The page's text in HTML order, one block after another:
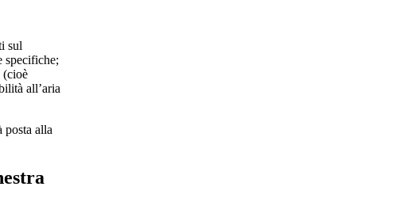
sul
specifiche;
(cioè
all’aria
posta alla